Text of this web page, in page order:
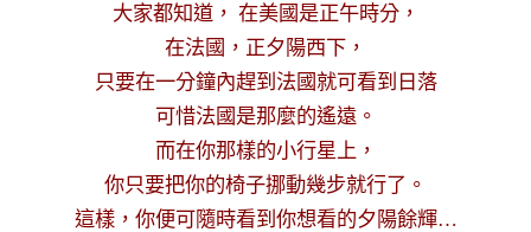
大家都知道， 在美國是正午時分，
在法國，正夕陽西下，
只要在一分鐘內趕到法國就可看到日落
可惜法國是那麼的遙遠。
而在你那樣的小行星上，
你只要把你的椅子挪動幾步就行了。
這樣，你便可隨時看到你想看的夕陽餘輝…